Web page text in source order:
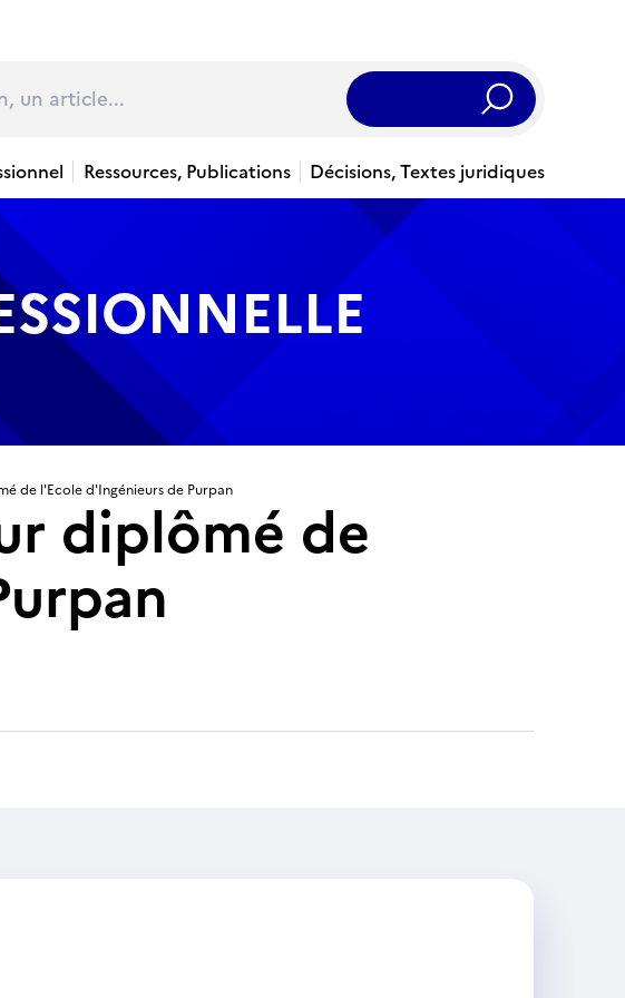
Rechercher
Ressources, Publications Décisions, Textes juridiques
de l'Ecole d'Ingénieurs de Purpan
diplômé de